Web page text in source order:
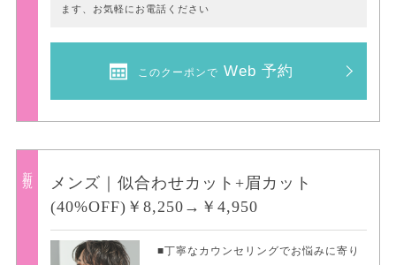
ます、お気軽にお電話ください
このクーポンで Web 予約
新規
メンズ｜似合わせカット+眉カット
(40%OFF)￥8,250→￥4,950
■丁寧なカウンセリングでお悩みに寄り